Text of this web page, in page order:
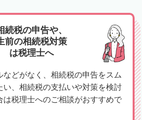
続税の申告や、
前の相続税対策
は税理士へ
などがなく、相続税の申告をスム
い、相続税の支払いや対策を検討
は税理士へのご相談がおすすめで